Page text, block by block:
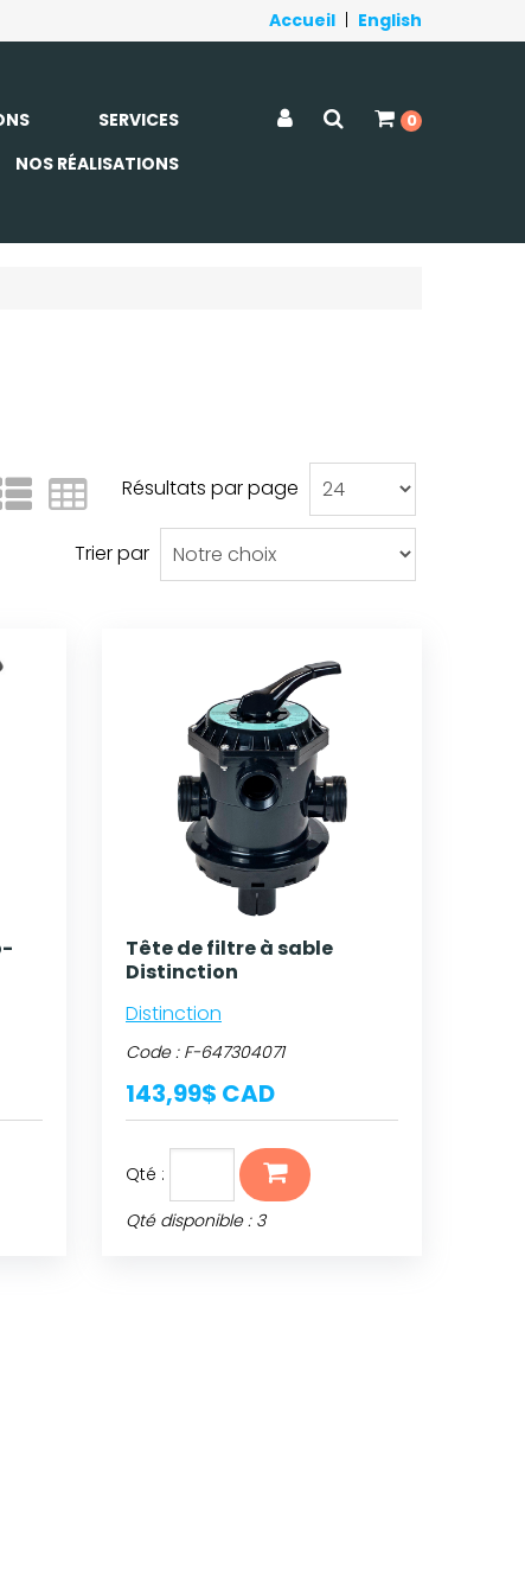
Accueil English
SERVICES
NOS RÉALISATIONS
0
Résultats par page
Trier par
Tête de filtre à sable
Distinction
Distinction
Code : F-647304071
143,99$ CAD
Qté :
Qté disponible : 3